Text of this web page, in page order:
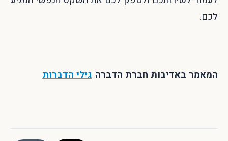
לכם.
המאמר באדיבות חברת הדברה גילי הדברות